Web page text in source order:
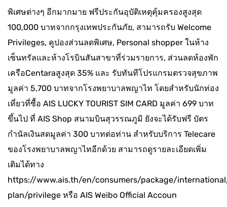
พิเศษต่างๆ อีกมากมาย ฟรีประกันอุบัติเหตุคุ้มครองสูงสุด
100,000 บาทจากกรุงเทพประกันภัย, สามารถรับ Welcome
Privileges, คูปองส่วนลดพิเศษ, Personal shopper ในห้าง
เซ็นทรัลและห้างโรบินสันสาขาที่ร่วมรายการ, ส่วนลดห้องพัก
เครือCentaraสูงสุด 35% และ รับทันทีโปรแกรมตรวจสุขภาพ
มูลค่า 5,700 บาทจากโรงพยาบาลพญาไท โดยสำหรับนักท่อง
เที่ยวที่ซื้อ AIS LUCKY TOURIST SIM CARD มูลค่า 699 บาท
ขึ้นไป ที่ AIS Shop สนามบินสุวรรณภูมิ ยังจะได้รับฟรี บัตร
กำนัลเงินสดมูลค่า 300 บาทต่อท่าน สำหรับบริการ Telecare
ของโรงพยาบาลพญาไทอีกด้วย สามารถดูรายละเอียดเพิ่ม
เติมได้ทาง
https://www.ais.th/en/consumers/package/
plan/privilege หรือ AIS Weibo Official Accoun